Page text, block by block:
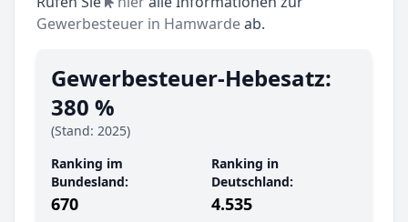
Gewerbesteuer in Hamwardeab.
Gewerbesteuer-Hebesatz:
380 %
(Stand: 2025)
Ranking im
Bundesland:
670
Ranking in
Deutschland:
4.535